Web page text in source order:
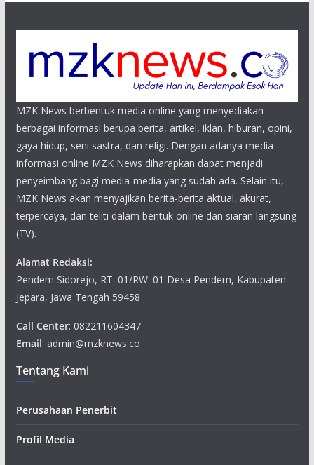
MZK News berbentuk media online yang menyediakan
berbagai informasi berupa berita, artikel, iklan, hiburan, opini,
gaya hidup, seni sastra, dan religi. Dengan adanya media
informasi online MZK News diharapkan dapat menjadi
penyeimbang bagi media-media yang sudah ada. Selain itu,
MZK News akan menyajikan berita-berita aktual, akurat,
terpercaya, dan teliti dalam bentuk online dan siaran langsung
(TV).
Alamat Redaksi:
Pendem Sidorejo, RT. 01/RW. 01 Desa Pendem, Kabupaten
Jepara, Jawa Tengah 59458
Call Center: 082211604347
Email: admin@mzknews.co
Tentang Kami
Perusahaan Penerbit
Profil Media